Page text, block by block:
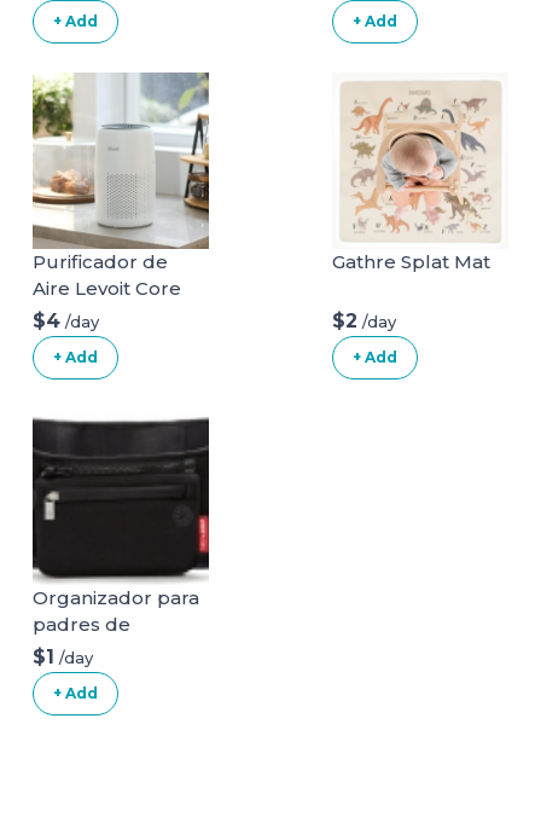
+ Add + Add
Purificador de
Aire Levoit Core
Mini
$4 /day
+ Add
Gathre Splat Mat
$2 /day
+ Add
Organizador para
padres de
cochecito
(accesorio)
$1 /day
+ Add